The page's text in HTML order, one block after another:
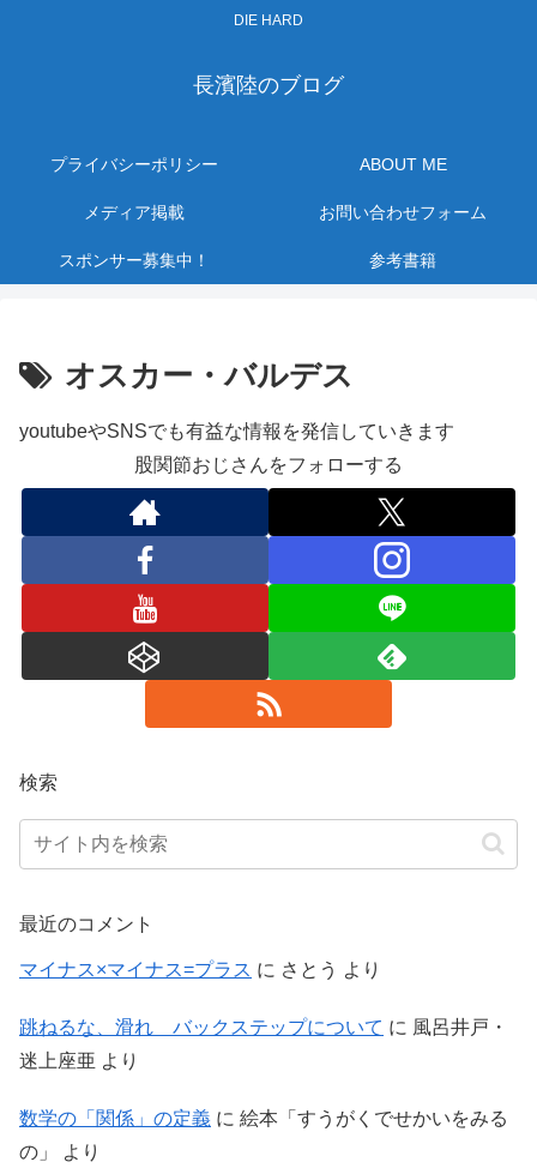
DIE HARD
長濱陸のブログ
プライバシーポリシー ABOUT ME
メディア掲載 お問い合わせフォーム
スポンサー募集中！ 参考書籍
オスカー・バルデス
youtubeやSNSでも有益な情報を発信していきます
股関節おじさんをフォローする
検索
最近のコメント
マイナス×マイナス=プラス に さとう より
跳ねるな、滑れ バックステップについて に 風呂井戸・
迷上座亜 より
数学の「関係」の定義 に 絵本「すうがくでせかいをみる
の」
より